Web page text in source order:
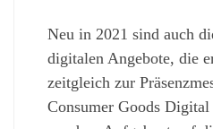
Neu in 2021 sind auch
digitalen Angebote, die
zeitgleich zur
Consumer Goods